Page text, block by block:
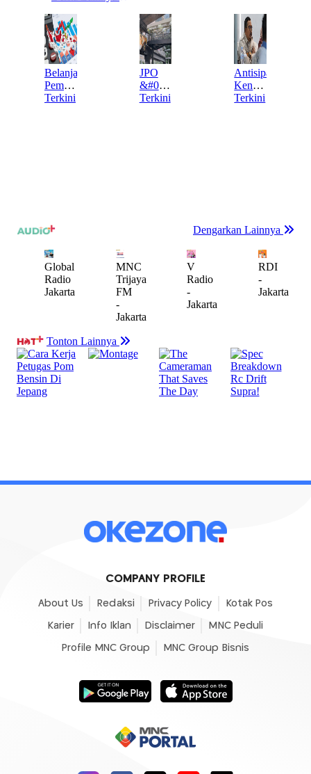
COMPANY PROFILE
About Us Redaksi Privacy Policy Kotak Pos
Karier Info Iklan Disclaimer MNC Peduli
Profile MNC Group MNC Group Bisnis